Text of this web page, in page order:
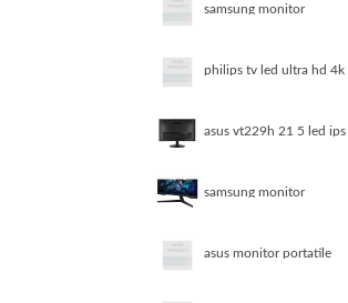
samsung monitor
philips tv led ultra hd 4k
asus vt229h 21 5 led ips
samsung monitor
asus monitor portatile